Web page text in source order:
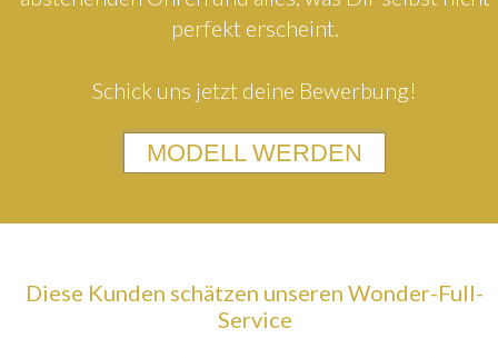
perfekt erscheint.
Schick uns jetzt deine Bewerbung!
MODELL WERDEN
Diese Kunden schätzen unseren Wonder-Full-
Service